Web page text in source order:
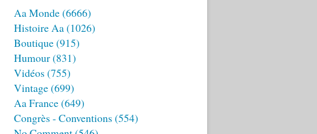
Aa Monde(6666)
Histoire Aa(1026)
Boutique(915)
Humour(831)
Vidéos (755)
Vintage(699)
Aa France(649)
Congrès - Conventions (554)